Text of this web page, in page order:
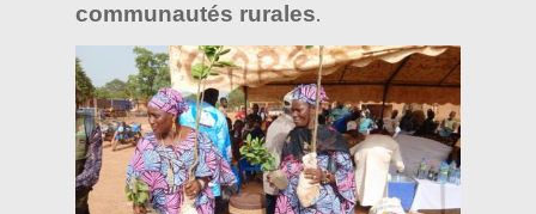
communautés rurales.